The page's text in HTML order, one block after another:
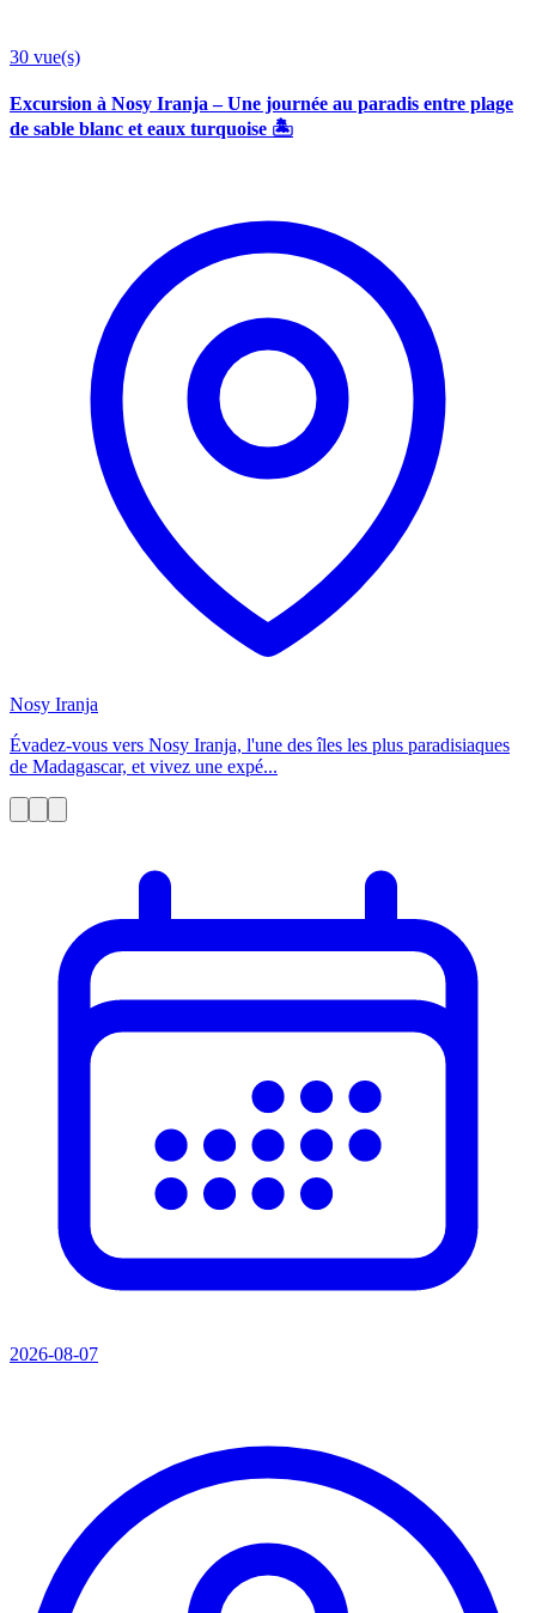
30 vue(s)
Excursion à Nosy Iranja – Une journée au paradis entre plage
de sable blanc et eaux turquoise 🏝️
Nosy Iranja
Évadez-vous vers Nosy Iranja, l'une des îles les plus paradisiaques
de Madagascar, et vivez une expé...
2026-08-07